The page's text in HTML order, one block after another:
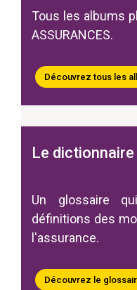
Tous les albums
ASSURANCES.
Découvrez tous les
Le
Un glossaire
définitions des
l'assurance.
Découvrez le